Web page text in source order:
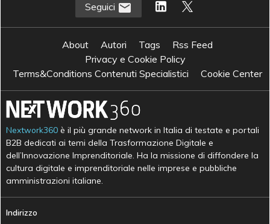
Seguici
About Autori Tags
Rss Feed
Privacy e Cookie Policy
Terms&Conditions Contenuti Specialistici
Cookie Center
Nextwork360 è il più grande network in Italia di testate e portali
B2B dedicati ai temi della Trasformazione Digitale e
dell’Innovazione Imprenditoriale. Ha la missione di diffondere la
cultura digitale e imprenditoriale nelle imprese e pubbliche
amministrazioni italiane.
Indirizzo